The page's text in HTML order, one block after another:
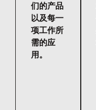
们的产品
以及每一
项工作所
需的应
用。